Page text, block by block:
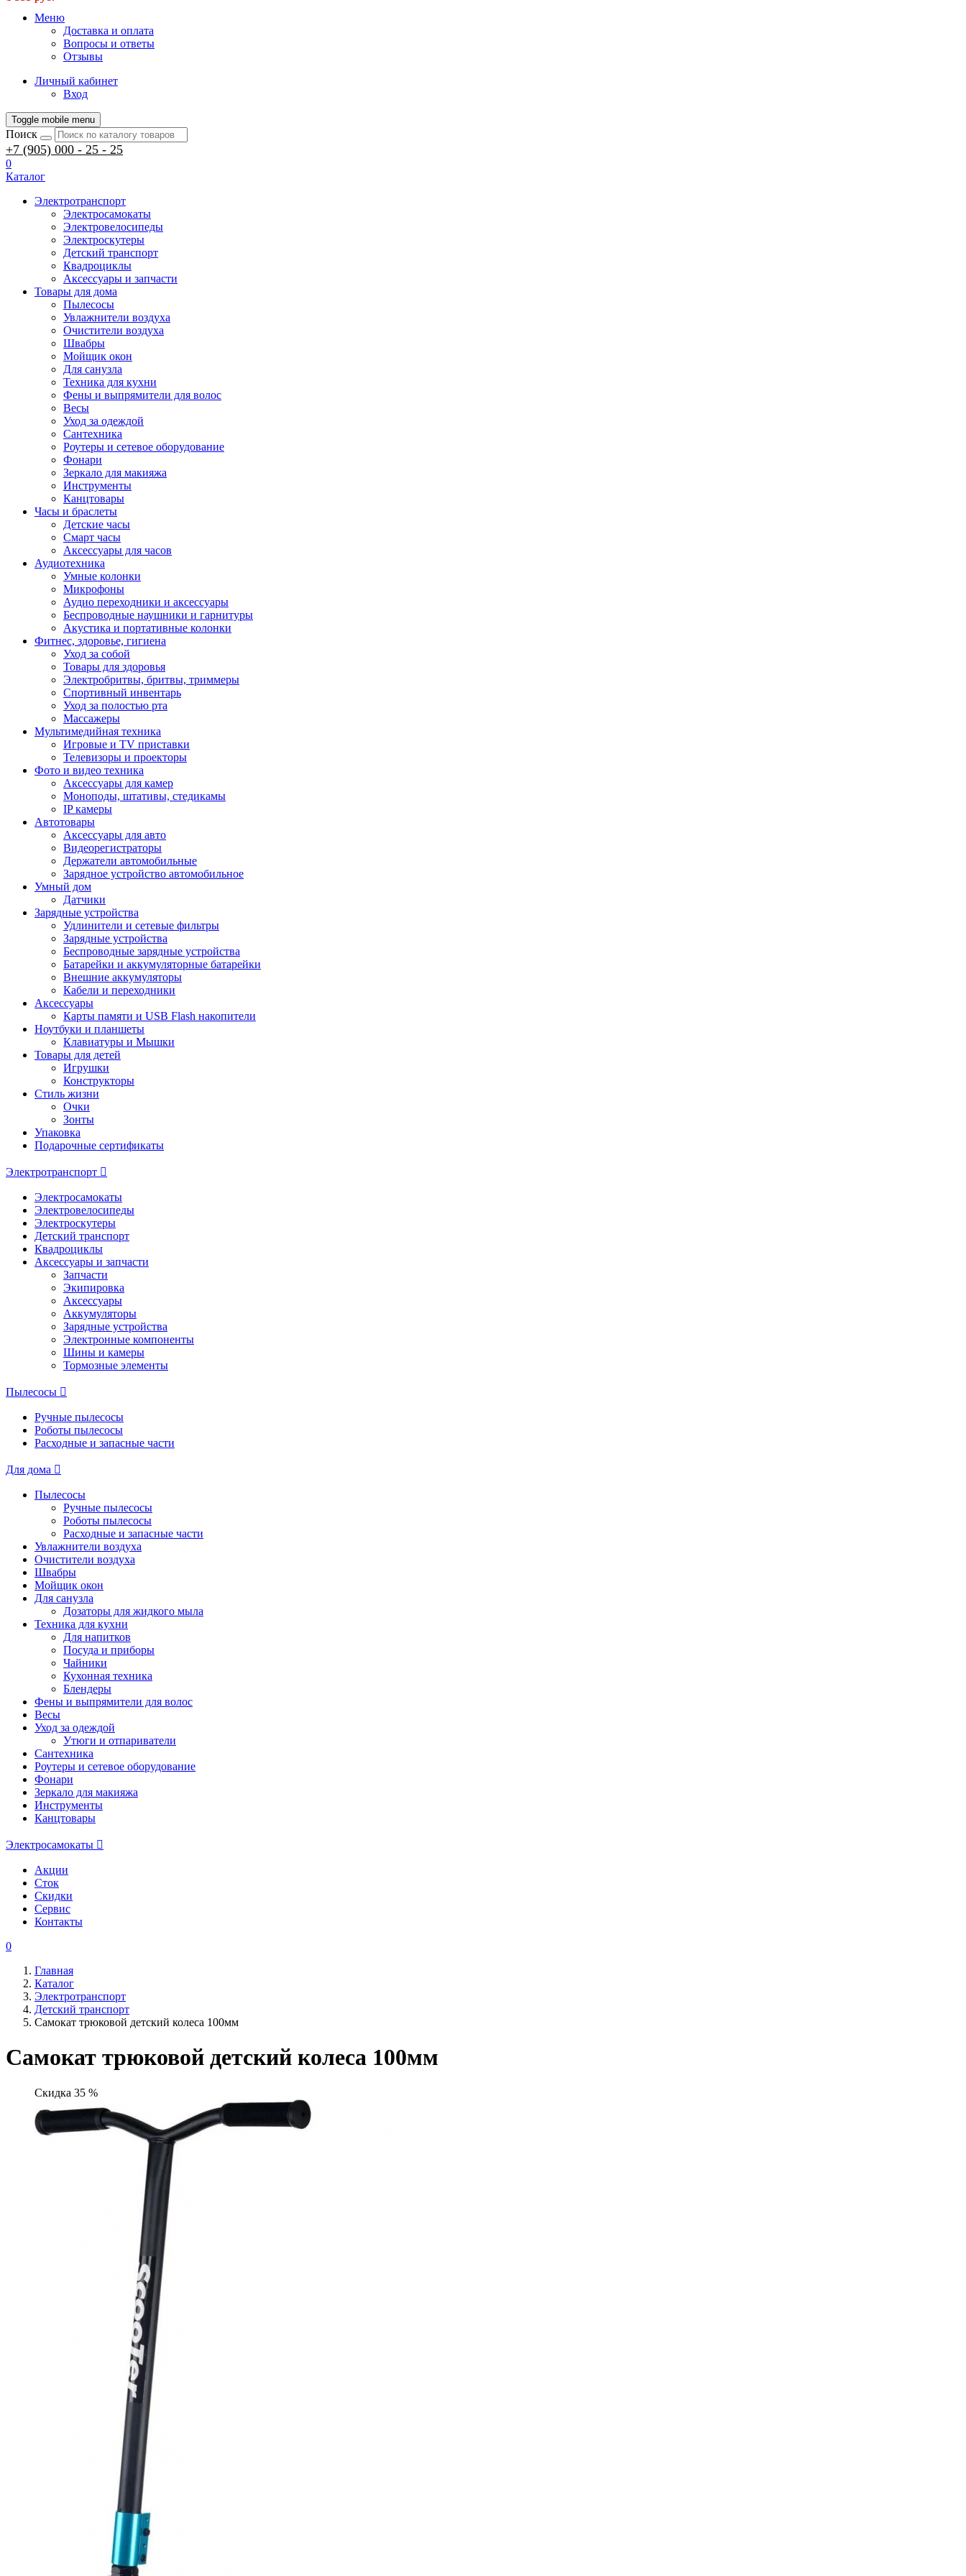
Меню
Доставка и оплата
Вопросы и ответы
Отзывы
Личный кабинет
Вход
Toggle mobile menu
Поиск
+7 (905) 000 - 25 - 25
0
Каталог
Электротранспорт
Электросамокаты
Электровелосипеды
Электроскутеры
Детский транспорт
Квадроциклы
Аксессуары и запчасти
Товары для дома
Пылесосы
Увлажнители воздуха
Очистители воздуха
Швабры
Мойщик окон
Для санузла
Техника для кухни
Фены и выпрямители для волос
Весы
Уход за одеждой
Сантехника
Роутеры и сетевое оборудование
Фонари
Зеркало для макияжа
Инструменты
Канцтовары
Часы и браслеты
Детские часы
Смарт часы
Аксессуары для часов
Аудиотехника
Умные колонки
Микрофоны
Аудио переходники и аксессуары
Беспроводные наушники и гарнитуры
Акустика и портативные колонки
Фитнес, здоровье, гигиена
Уход за собой
Товары для здоровья
Электробритвы, бритвы, триммеры
Спортивный инвентарь
Уход за полостью рта
Массажеры
Мультимедийная техника
Игровые и TV приставки
Телевизоры и проекторы
Фото и видео техника
Аксессуары для камер
Моноподы, штативы, стедикамы
IP камеры
Автотовары
Аксессуары для авто
Видеорегистраторы
Держатели автомобильные
Зарядное устройство автомобильное
Умный дом
Датчики
Зарядные устройства
Удлинители и сетевые фильтры
Зарядные устройства
Беспроводные зарядные устройства
Батарейки и аккумуляторные батарейки
Внешние аккумуляторы
Кабели и переходники
Аксессуары
Карты памяти и USB Flash накопители
Ноутбуки и планшеты
Клавиатуры и Мышки
Товары для детей
Игрушки
Конструкторы
Стиль жизни
Очки
Зонты
Упаковка
Подарочные сертификаты
Электротранспорт
Электросамокаты
Электровелосипеды
Электроскутеры
Детский транспорт
Квадроциклы
Аксессуары и запчасти
Запчасти
Экипировка
Аксессуары
Аккумуляторы
Зарядные устройства
Электронные компоненты
Шины и камеры
Тормозные элементы
Пылесосы
Ручные пылесосы
Роботы пылесосы
Расходные и запасные части
Для дома
Пылесосы
Ручные пылесосы
Роботы пылесосы
Расходные и запасные части
Увлажнители воздуха
Очистители воздуха
Швабры
Мойщик окон
Для санузла
Дозаторы для жидкого мыла
Техника для кухни
Для напитков
Посуда и приборы
Чайники
Кухонная техника
Блендеры
Фены и выпрямители для волос
Весы
Уход за одеждой
Утюги и отпариватели
Сантехника
Роутеры и сетевое оборудование
Фонари
Зеркало для макияжа
Инструменты
Канцтовары
Электросамокаты
Акции
Сток
Скидки
Сервис
Контакты
0
Главная
Каталог
Электротранспорт
Детский транспорт
Самокат трюковой детский колеса 100мм
Самокат трюковой детский колеса 100мм
Скидка 35 %